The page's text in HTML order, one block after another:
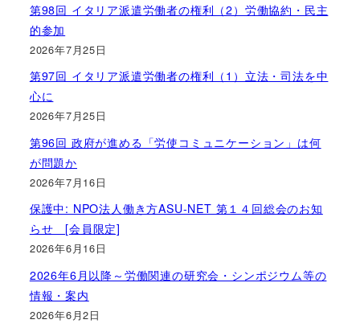
第98回 イタリア派遣労働者の権利（2）労働協約・民主
的参加
2026年7月25日
第97回 イタリア派遣労働者の権利（1）立法・司法を中
心に
2026年7月25日
第96回 政府が進める「労使コミュニケーション」は何
が問題か
2026年7月16日
保護中: NPO法人働き方ASU-NET 第１４回総会のお知
らせ [会員限定]
2026年6月16日
2026年6月以降～労働関連の研究会・シンポジウム等の
情報・案内
2026年6月2日